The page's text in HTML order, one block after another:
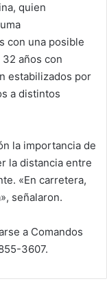
quien
con una posible
años con
estabilizados por
a distintos
la importancia de
la distancia entre
«En carretera,
señalaron.
a Comandos
3607.